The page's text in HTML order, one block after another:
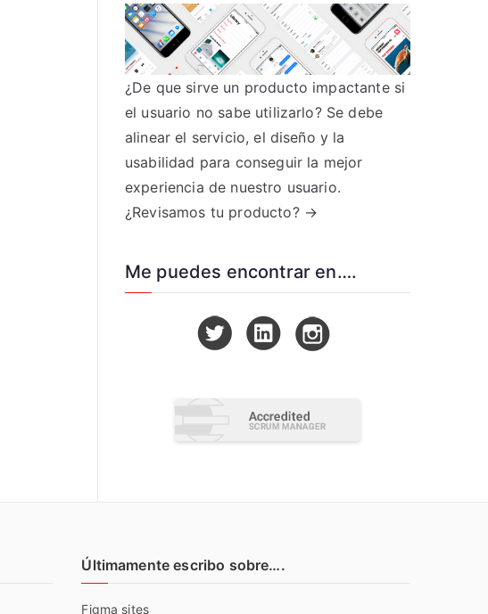
¿De que sirve un producto impactante si
el usuario no sabe utilizarlo? Se debe
alinear el servicio, el diseño y la
usabilidad para conseguir la mejor
experiencia de nuestro usuario.
¿Revisamos tu producto? →
Me puedes encontrar en….
Últimamente escribo sobre….
Figma sites